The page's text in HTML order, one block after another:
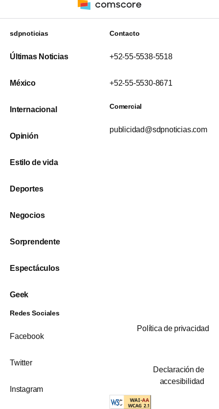
sdpnoticias
Últimas Noticias
México
Internacional
Opinión
Estilo de vida
Deportes
Negocios
Sorprendente
Espectáculos
Geek
Contacto
+52-55-5538-5518
+52-55-5530-8671
Comercial
publicidad@sdpnoticias.com
Redes Sociales
Facebook
Twitter
Instagram
Política de privacidad
Declaración de
accesibilidad